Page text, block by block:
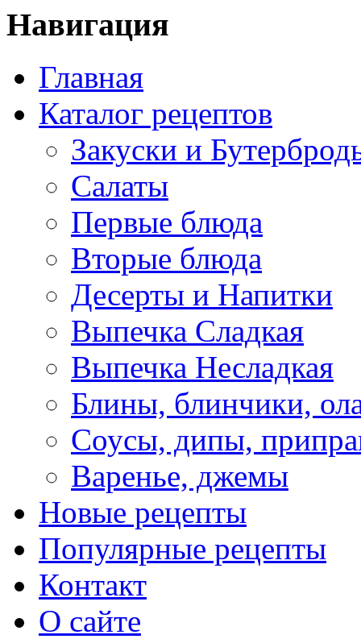
Навигация
Главная
Каталог рецептов
Закуски и
Салаты
Первые блюда
Вторые блюда
Десерты и Напитки
Выпечка Сладкая
Выпечка Несладкая
Блины, блинчики,
Соусы, дипы,
Варенье, джемы
Новые рецепты
Популярные рецепты
Контакт
О сайте